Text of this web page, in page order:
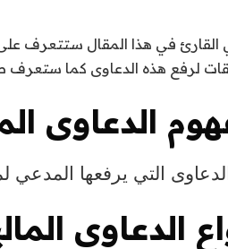
القارئ في هذا المقال ستتعرف
لرفع هذه الدعاوى كما ستعرف
الدعاوى
الدعاوى التي يرفعها
الدعاوى